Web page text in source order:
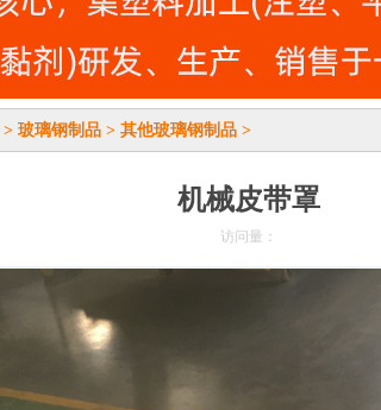
> 玻璃钢制品 > 其他玻璃钢制品 >
机械皮带罩
访问量：